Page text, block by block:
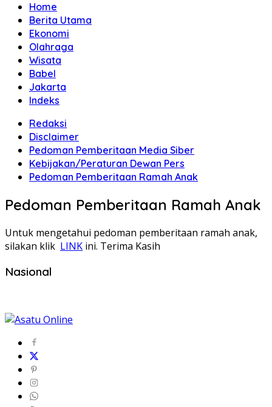
Home
Berita Utama
Ekonomi
Olahraga
Wisata
Babel
Jakarta
Indeks
Redaksi
Disclaimer
Pedoman Pemberitaan Media Siber
Kebijakan/Peraturan Dewan Pers
Pedoman Pemberitaan Ramah Anak
Pedoman Pemberitaan Ramah Anak
Untuk mengetahui pedoman pemberitaan ramah anak,
silakan klik LINK ini. Terima Kasih
Nasional